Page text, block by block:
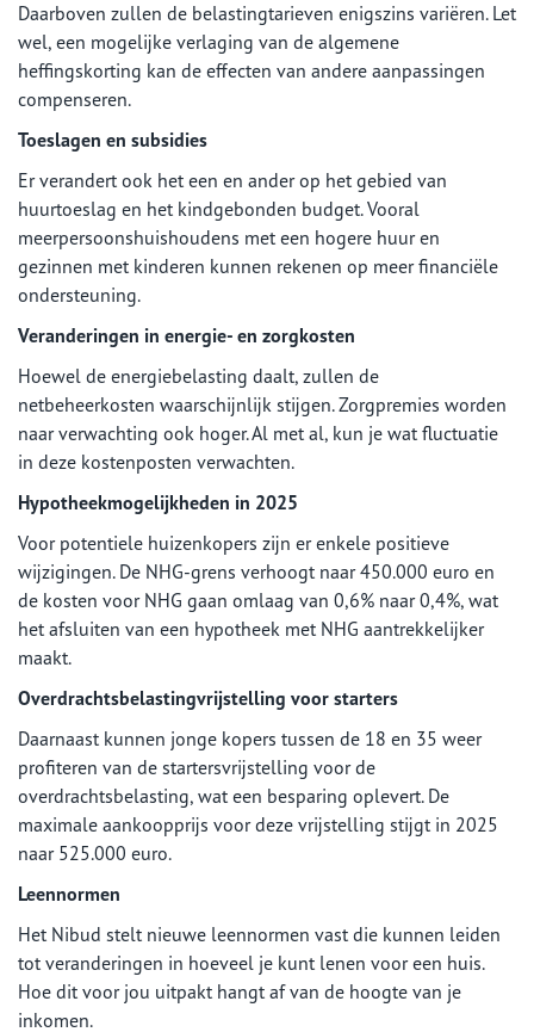
Daarboven zullen de belastingtarieven enigszins variëren. Let
wel, een mogelijke verlaging van de algemene
heffingskorting kan de effecten van andere aanpassingen
compenseren.
Toeslagen en subsidies
Er verandert ook het een en ander op het gebied van
huurtoeslag en het kindgebonden budget. Vooral
meerpersoonshuishoudens met een hogere huur en
gezinnen met kinderen kunnen rekenen op meer financiële
ondersteuning.
Veranderingen in energie- en zorgkosten
Hoewel de energiebelasting daalt, zullen de
netbeheerkosten waarschijnlijk stijgen. Zorgpremies worden
naar verwachting ook hoger. Al met al, kun je wat fluctuatie
in deze kostenposten verwachten.
Hypotheekmogelijkheden in 2025
Voor potentiele huizenkopers zijn er enkele positieve
wijzigingen. De NHG-grens verhoogt naar 450.000 euro en
de kosten voor NHG gaan omlaag van 0,6% naar 0,4%, wat
het afsluiten van een hypotheek met NHG aantrekkelijker
maakt.
Overdrachtsbelastingvrijstelling voor starters
Daarnaast kunnen jonge kopers tussen de 18 en 35 weer
profiteren van de startersvrijstelling voor de
overdrachtsbelasting, wat een besparing oplevert. De
maximale aankoopprijs voor deze vrijstelling stijgt in 2025
naar 525.000 euro.
Leennormen
Het Nibud stelt nieuwe leennormen vast die kunnen leiden
tot veranderingen in hoeveel je kunt lenen voor een huis.
Hoe dit voor jou uitpakt hangt af van de hoogte van je
inkomen.